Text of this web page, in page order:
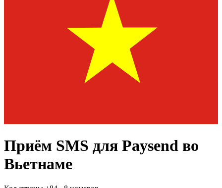
Приём SMS для Paysend во
Вьетнаме